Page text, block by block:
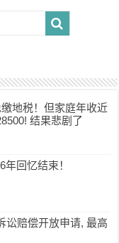
地税！但家庭年收近
结果悲剧了
回忆结束！
讼赔偿开放申请, 最高